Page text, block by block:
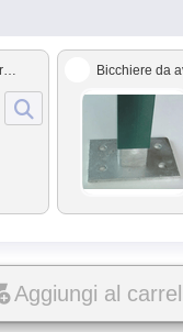
Standard da murare
Aggiungi al